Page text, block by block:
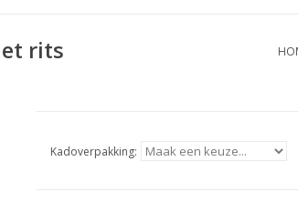
rits
Kadoverpakking: